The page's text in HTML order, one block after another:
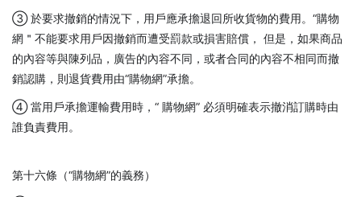
③ 於要求撤銷的情況下，用戶應承擔退回所收貨物的費用。“購物
網＂不能要求用戶因撤銷而遭受罰款或損害賠償， 但是，如果商品
的內容等與陳列品，廣告的內容不同，或者合同的內容不相同而撤
銷認購，則退貨費用由“購物網”承擔。
④ 當用戶承擔運輸費用時，“ 購物網” 必須明確表示撤消訂購時由
誰負責費用。
第十六條（“購物網”的義務）